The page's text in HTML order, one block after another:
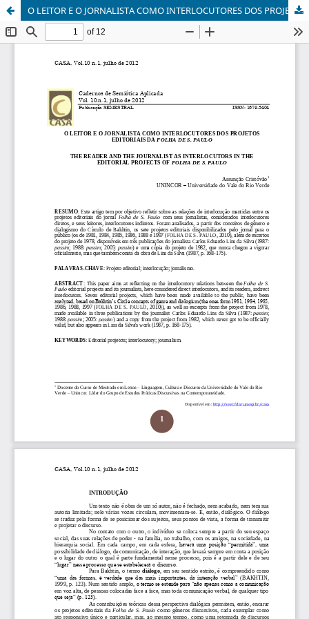
O LEITOR E O JORNALISTA COMO INTERLOCUTORES DOS PROJETOS EDITORIAIS DA FOLHA DE S. PAULO